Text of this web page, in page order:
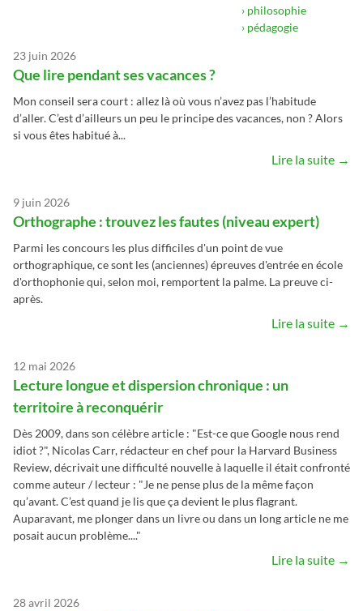
› philosophie
› pédagogie
23 juin 2026
Que lire pendant ses vacances ?
Mon conseil sera court : allez là où vous n’avez pas l’habitude
d’aller. C’est d’ailleurs un peu le principe des vacances, non ? Alors
si vous êtes habitué à...
Lire la suite →
9 juin 2026
Orthographe : trouvez les fautes (niveau expert)
Parmi les concours les plus difficiles d'un point de vue
orthographique, ce sont les (anciennes) épreuves d'entrée en école
d'orthophonie qui, selon moi, remportent la palme. La preuve ci-
après.
Lire la suite →
12 mai 2026
Lecture longue et dispersion chronique : un
territoire à reconquérir
Dès 2009, dans son célèbre article : "Est-ce que Google nous rend
idiot ?", Nicolas Carr, rédacteur en chef pour la Harvard Business
Review, décrivait une difficulté nouvelle à laquelle il était confronté
comme auteur / lecteur : "Je ne pense plus de la même façon
qu’avant. C’est quand je lis que ça devient le plus flagrant.
Auparavant, me plonger dans un livre ou dans un long article ne me
posait aucun problème...."
Lire la suite →
28 avril 2026